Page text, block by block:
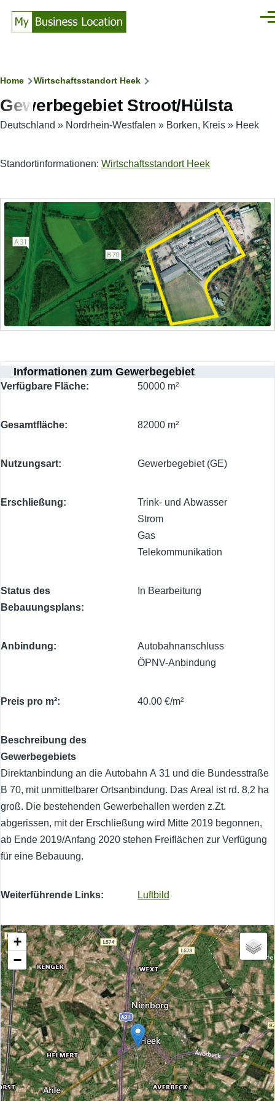
Pfadnavigation
Home Wirtschaftsstandort Heek
Gewerbegebiet Stroot/Hülsta
Deutschland » Nordrhein-Westfalen » Borken, Kreis » Heek
Standortinformationen: Wirtschaftsstandort Heek
Informationen zum Gewerbegebiet
Verfügbare Fläche 50000 m²
Gesamtfläche 82000 m²
Nutzungsart Gewerbegebiet (GE)
Erschließung
Trink- und Abwasser
Strom
Gas
Telekommunikation
Status des
Bebauungsplans
In Bearbeitung
Anbindung
Autobahnanschluss
ÖPNV-Anbindung
Preis pro m² 40.00 €/m²
Beschreibung des
Gewerbegebiets
Direktanbindung an die Autobahn A 31 und die Bundesstraße
B 70, mit unmittelbarer Ortsanbindung. Das Areal ist rd. 8,2 ha
groß. Die bestehenden Gewerbehallen werden z.Zt.
abgerissen, mit der Erschließung wird Mitte 2019 begonnen,
ab Ende 2019/Anfang 2020 stehen Freiflächen zur Verfügung
für eine Bebauung.
Weiterführende Links Luftbild
+
−